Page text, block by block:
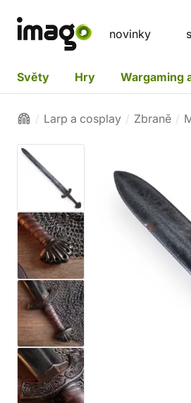
novinky
Světy Hry Wargaming
Larp a cosplay Zbraně